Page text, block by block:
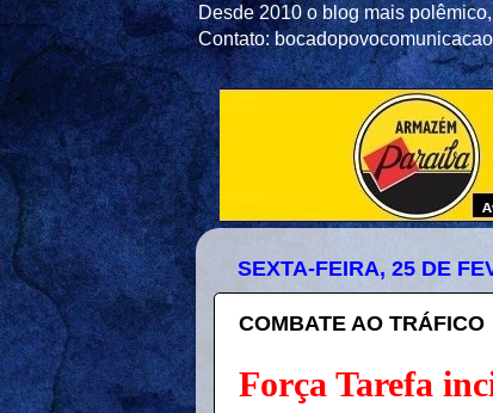
Desde 2010 o blog mais
Contato:
SEXTA-FEIRA, 25 DE
COMBATE AO TRÁFICO
Força Tarefa